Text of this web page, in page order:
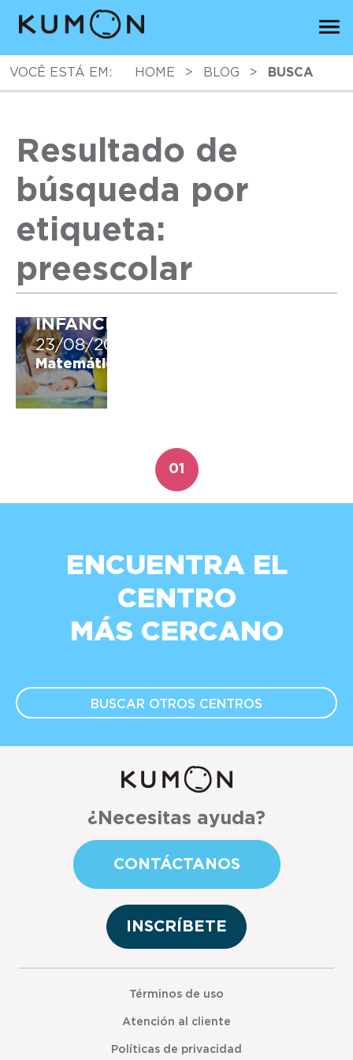
VOCÊ ESTÁ EM: HOME > BLOG > BUSCA
Resultado de
búsqueda por
etiqueta:
preescolar
LA
IMPORTANCIA
DE
MATEMÁTICAS
EN
INFANCIA
23/08/2021
Matemáticas
01
ENCUENTRA EL
CENTRO
MÁS CERCANO
BUSCAR OTROS CENTROS
¿Necesitas ayuda?
CONTÁCTANOS
INSCRÍBETE
Términos de uso
Atención al cliente
Políticas de privacidad